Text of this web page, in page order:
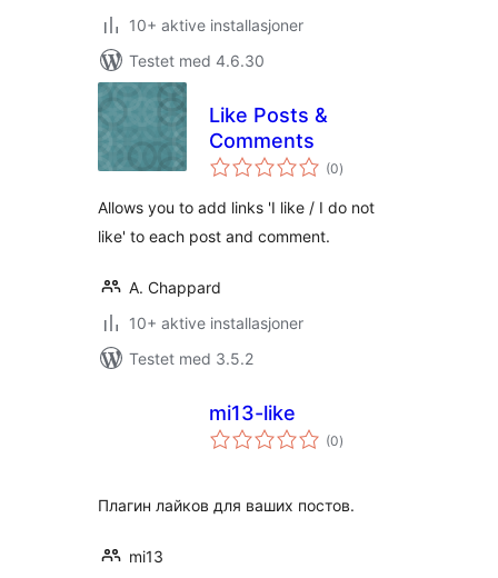
10+ aktive installasjoner
Testet med 4.6.30
Like Posts &
Comments
(0totale
vurderinger
)
Allows you to add links 'I like / I do not
like' to each post and comment.
A. Chappard
10+ aktive installasjoner
Testet med 3.5.2
mi13-like
(0totale
vurderinger
)
Плагин лайков для ваших постов.
mi13